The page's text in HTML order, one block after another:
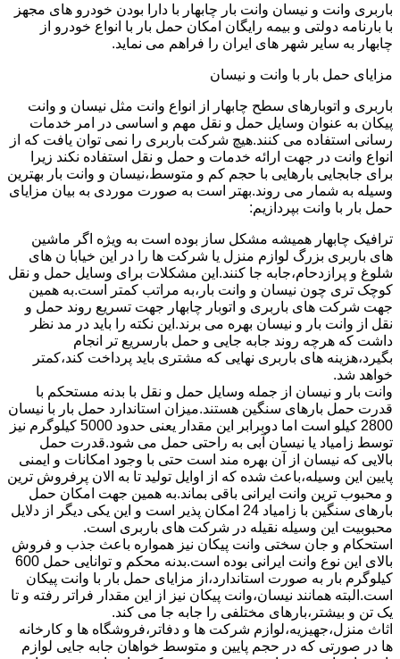
باربری وانت و نیسان وانت بار چابهار با دارا بودن خودرو های مجهز
با بارنامه دولتی و بیمه رایگان امکان حمل بار با انواع خودرو از
چابهار به سایر شهر های ایران را فراهم می نماید.
مزایای حمل بار با وانت و نیسان
باربری و اتوبارهای سطح چابهار از انواع وانت مثل نیسان و وانت
پیکان به عنوان وسایل حمل و نقل مهم و اساسی در امر خدمات
رسانی استفاده می کنند.هیچ شرکت باربری را نمی توان یافت که از
انواع وانت در جهت ارائه خدمات و حمل و نقل استفاده نکند زیرا
برای جابجایی بارهایی با حجم کم و متوسط،نیسان و وانت بار بهترین
وسیله به شمار می روند.بهتر است به صورت موردی به بیان مزایای
حمل بار با وانت بپردازیم:
ترافیک چابهار همیشه مشکل ساز بوده است به ویژه اگر ماشین
های باربری بزرگ لوازم منزل یا شرکت ها را در این خیابا ن های
شلوغ و پرازدحام،جابه جا کنند.این مشکلات برای وسایل حمل و نقل
کوچک تری چون نیسان و وانت بار،به مراتب کمتر است.به همین
جهت شرکت های باربری و اتوبار چابهار جهت تسریع روند حمل و
نقل از وانت بار و نیسان بهره می برند.این نکته را باید در مد نظر
داشت که هرچه روند جابه جایی و حمل بارسریع تر انجام
بگیرد،هزینه های باربری نهایی که مشتری باید پرداخت کند،کمتر
خواهد شد.
وانت بار و نیسان از جمله وسایل حمل و نقل با بدنه مستحکم با
قدرت حمل بارهای سنگین هستند.میزان استاندارد حمل بار با نیسان
2800 کیلو است اما دوبرابر این مقدار یعنی حدود 5000 کیلوگرم نیز
توسط زامیاد یا نیسان آبی به راحتی حمل می شود.قدرت حمل
بالایی که نیسان از آن بهره مند است حتی با وجود امکانات و ایمنی
پایین این وسیله،باعث شده که از اوایل تولید تا به الان پرفروش ترین
و محبوب ترین وانت ایرانی باقی بماند.به همین جهت امکان حمل
بارهای سنگین با زامیاد 24 امکان پذیر است و این یکی دیگر از دلایل
محبوبیت این وسیله نقیله در شرکت های باربری است.
استحکام و جان سختی وانت پیکان نیز همواره باعث جذب و فروش
بالای این نوع وانت ایرانی بوده است.بدنه محکم و توانایی حمل 600
کیلوگرم بار به صورت استاندارد،از مزایای حمل بار با وانت پیکان
است.البته همانند نیسان،وانت پیکان نیز از این مقدار فراتر رفته و تا
یک تن و بیشتر،بارهای مختلفی را جابه جا می کند.
اثاث منزل،جهیزیه،لوازم شرکت ها و دفاتر،فروشگاه ها و کارخانه
ها در صورتی که در حجم پایین و متوسط خواهان جابه جایی لوازم